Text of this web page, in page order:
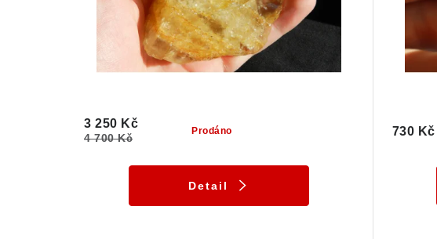
Prodáno
3 250 Kč
4 700 Kč
Detail
730 Kč